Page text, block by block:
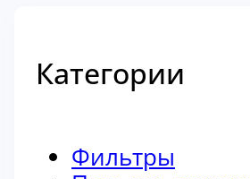
Категории
Фильтры